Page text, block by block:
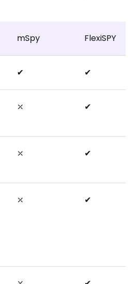
mSpy FlexiSPY
✔ ✔
⤫ ✔
⤫ ✔
⤫ ✔